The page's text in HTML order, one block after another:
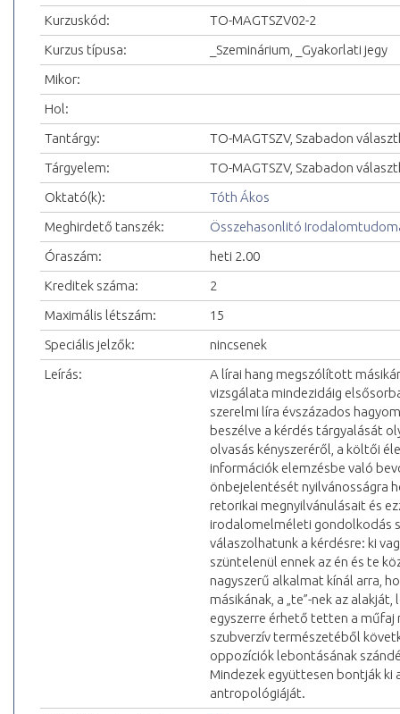
Kurzuskód:
TO-MAGTSZV02-2
Kurzus típusa:
_Szeminárium, _Gyakorlati jegy
Mikor:
Hol:
Tantárgy:
TO-MAGTSZV, Szabadon
Tárgyelem:
TO-MAGTSZV, Szabadon
Oktató(k):
Tóth Ákos
Meghirdető tanszék:
Összehasonlitó
Óraszám:
heti 2.00
Kreditek száma:
2
Maximális létszám:
15
Speciális jelzők:
nincsenek
Leírás:
A lírai hang megszólított
vizsgálata mindezidáig
szerelmi líra évszázados
beszélve a kérdés tárgyalását
olvasás kényszeréről, a költői
információk elemzésbe való
önbejelentését nyilvánosságra
retorikai megnyilvánulásait és
irodalomelméleti gondolkodás
válaszolhatunk a kérdésre: ki
szüntelenül ennek az én és te
nagyszerű alkalmat kínál arra,
másikának, a „te”-nek az
egyszerre érhető tetten a műfaj
szubverzív természetéből
oppozíciók lebontásának
Mindezek együttesen bontják ki
antropológiáját.